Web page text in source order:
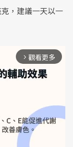
，建議一天以一
arrow_forward_ios 觀看更多